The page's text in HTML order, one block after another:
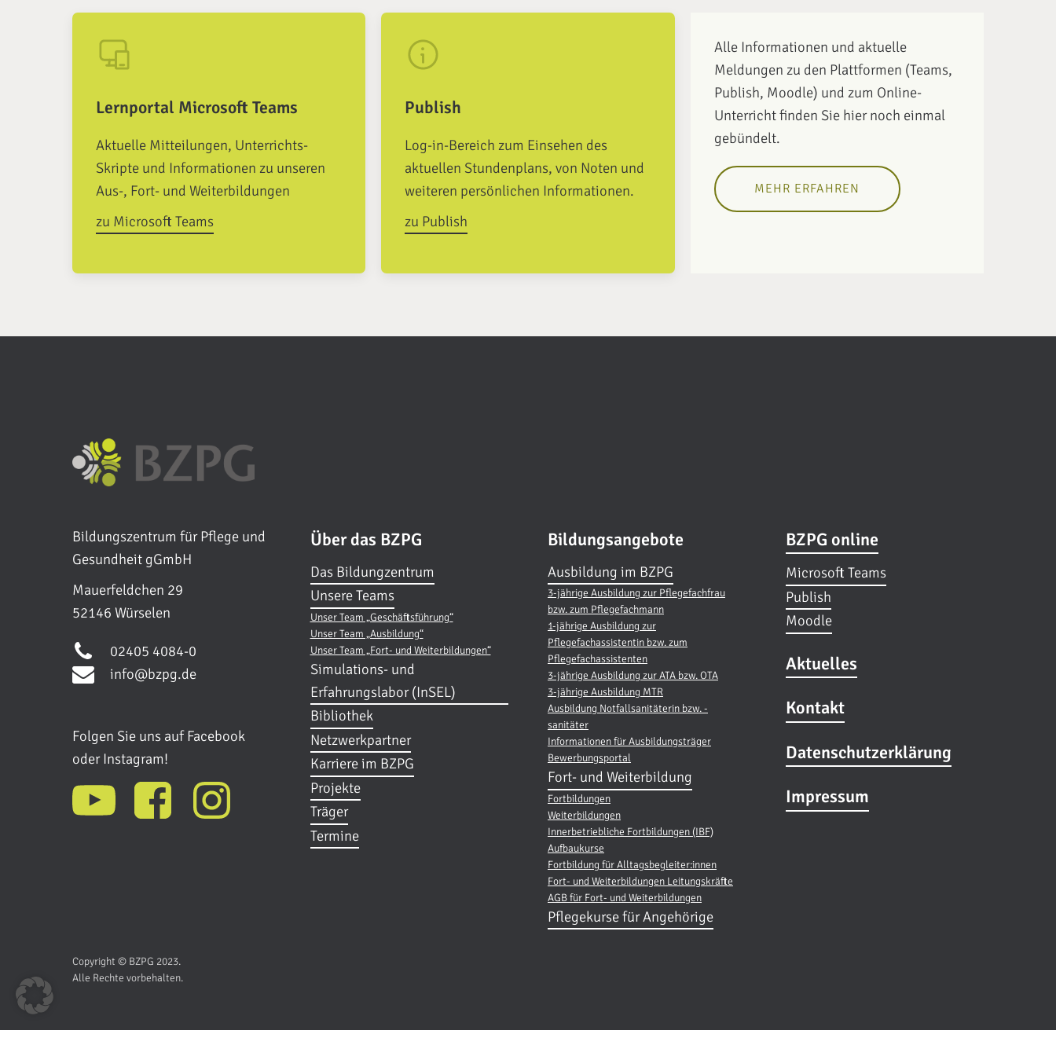
Lernportal Microsoft Teams
Aktuelle Mitteilungen, Unterrichts-
Skripte und Informationen zu unseren
Aus-, Fort- und Weiterbildungen
zu Microsoft Teams
Publish
Log-in-Bereich zum Einsehen des
aktuellen Stundenplans, von Noten und
weiteren persönlichen Informationen.
zu Publish
Alle Informationen und aktuelle
Meldungen zu den Plattformen (Teams,
Publish, Moodle) und zum Online-
Unterricht finden Sie hier noch einmal
gebündelt.
MEHR ERFAHREN
Bildungszentrum für Pflege und
Gesundheit gGmbH
Mauerfeldchen 29
52146 Würselen
02405 4084-0
info@bzpg.de
Folgen Sie uns auf Facebook
oder Instagram!
Über das BZPG
Das Bildungzentrum
Unsere Teams
Unser Team „Geschäftsführung“
Unser Team „Ausbildung“
Unser Team „Fort- und Weiterbildungen“
Simulations- und
Erfahrungslabor (InSEL)
Bibliothek
Netzwerkpartner
Karriere im BZPG
Projekte
Träger
Termine
Bildungsangebote
Ausbildung im BZPG
3-jährige Ausbildung zur Pflegefachfrau
bzw. zum Pflegefachmann
1-jährige Ausbildung zur
Pflegefachassistentin bzw. zum
Pflegefachassistenten
3-jährige Ausbildung zur ATA bzw. OTA
3-jährige Ausbildung MTR
Ausbildung Notfallsanitäterin bzw. -
sanitäter
Informationen für Ausbildungsträger
Bewerbungsportal
Fort- und Weiterbildung
Fortbildungen
Weiterbildungen
Innerbetriebliche Fortbildungen (IBF)
Aufbaukurse
Fortbildung für Alltagsbegleiter:innen
Fort- und Weiterbildungen Leitungskräfte
AGB für Fort- und Weiterbildungen
Pflegekurse für Angehörige
BZPG online
Microsoft Teams
Publish
Moodle
Aktuelles
Kontakt
Datenschutzerklärung
Impressum
Copyright © BZPG 2023.
Alle Rechte vorbehalten.